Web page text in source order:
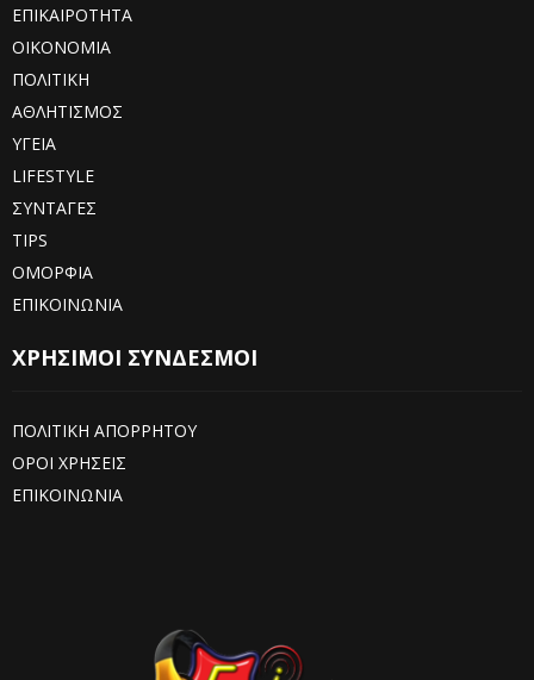
ΕΠΙΚΑΙΡΟΤΗΤΑ
ΟΙΚΟΝΟΜΙΑ
ΠΟΛΙΤΙΚΗ
ΑΘΛΗΤΙΣΜΟΣ
ΥΓΕΙΑ
LIFESTYLE
ΣΥΝΤΑΓΕΣ
TIPS
ΟΜΟΡΦΙΑ
ΕΠΙΚΟΙΝΩΝΙΑ
ΧΡΗΣΙΜΟΙ ΣΥΝΔΕΣΜΟΙ
ΠΟΛΙΤΙΚΗ ΑΠΟΡΡΗΤΟΥ
ΟΡΟΙ ΧΡΗΣΕΙΣ
ΕΠΙΚΟΙΝΩΝΙΑ